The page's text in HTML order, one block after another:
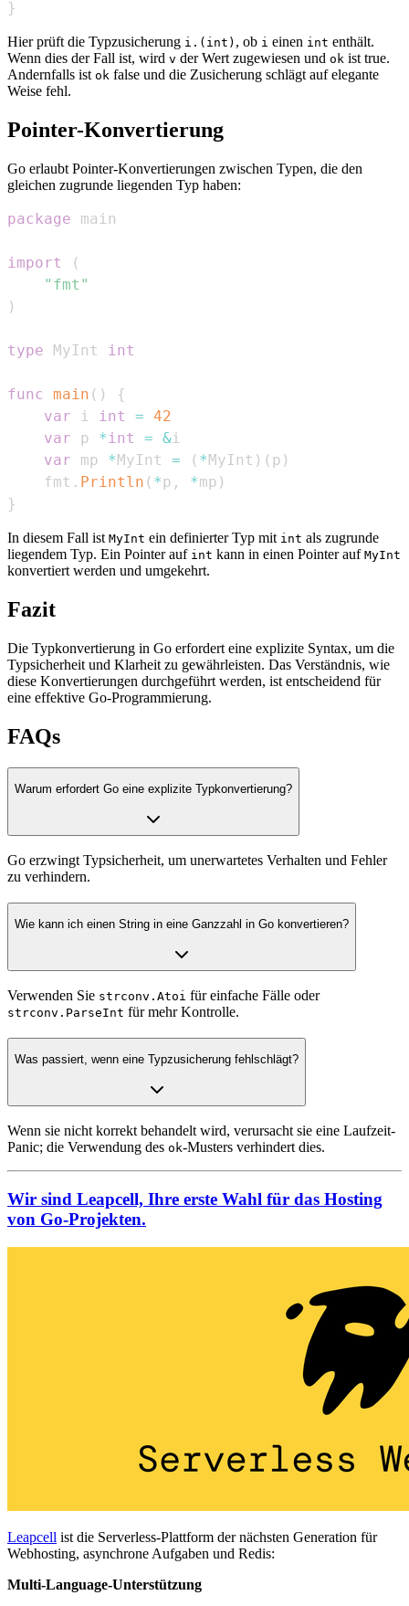
}
Hier prüft die Typzusicherung i.(int) , ob i einen int enthält.
Wenn dies der Fall ist, wird v der Wert zugewiesen und ok ist true.
Andernfalls ist ok false und die Zusicherung schlägt auf elegante
Weise fehl.
Pointer-Konvertierung
Go erlaubt Pointer-Konvertierungen zwischen Typen, die den
gleichen zugrunde liegenden Typ haben:
package
import
(
"fmt"
)
type MyInt int
func main ( )
{
var i int = 42
var p *int = &
var mp * MyInt = ( * MyInt ) ( p )
	fmt
. Println ( *p , *mp )
}
In diesem Fall ist MyInt ein definierter Typ mit int als zugrunde
liegendem Typ. Ein Pointer auf int kann in einen Pointer auf MyInt
konvertiert werden und umgekehrt.
Fazit
Die Typkonvertierung in Go erfordert eine explizite Syntax, um die
Typsicherheit und Klarheit zu gewährleisten. Das Verständnis, wie
diese Konvertierungen durchgeführt werden, ist entscheidend für
eine effektive Go-Programmierung.
FAQs
Warum erfordert Go eine explizite Typkonvertierung?
Go erzwingt Typsicherheit, um unerwartetes Verhalten und Fehler
zu verhindern.
Wie kann ich einen String in eine Ganzzahl in Go konvertieren?
Verwenden Sie strconv.Atoi für einfache Fälle oder
strconv.ParseInt für mehr Kontrolle.
Was passiert, wenn eine Typzusicherung fehlschlägt?
Wenn sie nicht korrekt behandelt wird, verursacht sie eine Laufzeit-
Panic; die Verwendung des ok-Musters verhindert dies.
Wir sind Leapcell, Ihre erste Wahl für das Hosting
von Go-Projekten.
Leapcell ist die Serverless-Plattform der nächsten Generation für
Webhosting, asynchrone Aufgaben und Redis:
Multi-Language-Unterstützung